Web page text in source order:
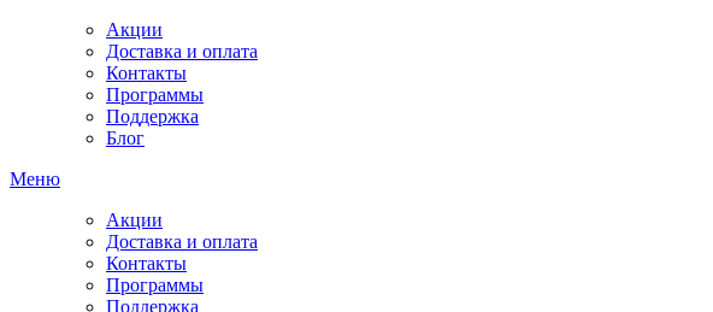
Акции
Доставка и оплата
Контакты
Программы
Поддержка
Блог
Меню
Акции
Доставка и оплата
Контакты
Программы
Поддержка